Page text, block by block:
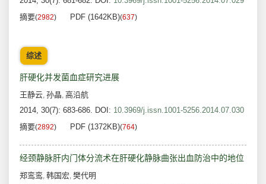
摘要(2982) PDF (1642KB)(637)
综述
肝硬化并发菌血症研究进展
王静云, 孙晶, 高沿航
2014, 30(7): 683-686. DOI: 10.3969/j.issn.1001-5256.2014.07.030
摘要(2892) PDF (1372KB)(764)
经颈静脉肝内门体分流术在肝硬化静脉曲张出血防治中的地位
郑鸾鸾, 韩国宏, 樊代明